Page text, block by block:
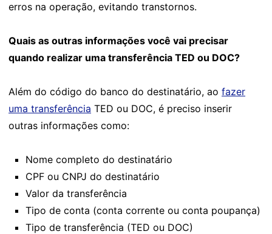
erros na operação, evitando transtornos.
Quais as outras informações você vai precisar
quando realizar uma transferência TED ou DOC?
Além do código do banco do destinatário, ao fazer
uma transferência TED ou DOC, é preciso inserir
outras informações como:
Nome completo do destinatário
CPF ou CNPJ do destinatário
Valor da transferência
Tipo de conta (conta corrente ou conta poupança)
Tipo de transferência (TED ou DOC)